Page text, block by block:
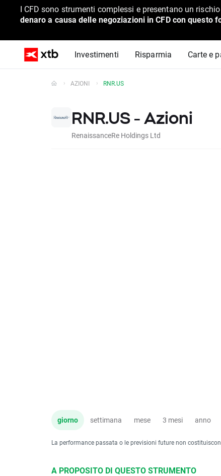
I CFD sono strumenti complessi e presentano un
denaro a causa delle negoziazioni in CFD con questo
Investimenti Risparmia Carte e
AZIONI RNR.US
RNR.US - Azioni
RenaissanceRe Holdings Ltd
giorno settimana mese 3 mesi anno
La performance passata o le previsioni future non
A PROPOSITO DI QUESTO STRUMENTO